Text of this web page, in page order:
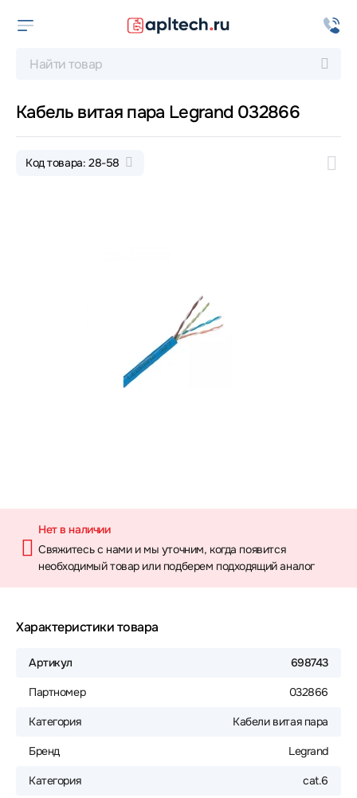
Кабель витая пара Legrand 032866
Код товара: 28-58
Нет в наличии
Свяжитесь с нами и мы уточним, когда появится
необходимый товар или подберем подходящий аналог
Характеристики товара
Артикул 698743
Партномер 032866
Категория Кабели витая пара
Бренд Legrand
Категория cat.6